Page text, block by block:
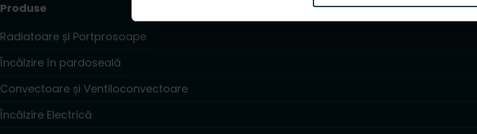
Produse
Radiatoare și Portprosoape
Încălzire în pardoseală
Convectoare și Ventiloconvectoare
Încălzire Electrică